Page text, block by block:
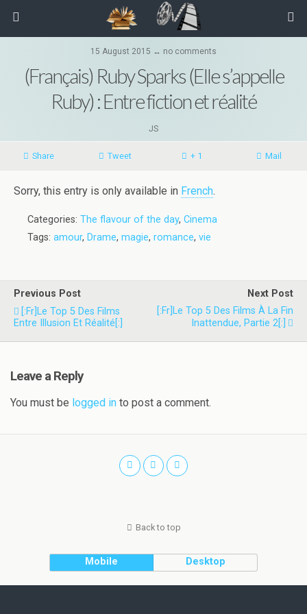
15 August 2015 ↔ no comments
(Français) Ruby Sparks (Elle s’appelle
Ruby) : Entre fiction et réalité
JS
Share Tweet + 1 Mail
Sorry, this entry is only available in French.
Categories: The flavour of the day, Cinema
Tags: amour, Drame, magie, romance, vie
Previous Post
[:fr]Le Top 5 Des Films
Entre Illusion Et Réalité[:]
Next Post
[:fr]Le Top 5 Des Films À La Fin
Inattendue, Partie 2[:]
Leave a Reply
You must be logged in to post a comment.
Back to top
Mobile Desktop